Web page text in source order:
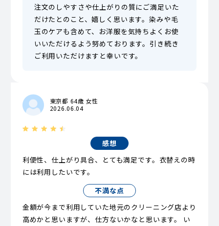
注文のしやすさや仕上がりの質にご満足いた
だけたとのこと、嬉しく思います。染みや毛
玉のケアも含めて、お洋服を気持ちよくお使
いいただけるよう努めております。引き続き
ご利用いただけますと幸いです。
東京都 64歳 女性
2026.06.04
感想
利便性、仕上がり具合、とても満足です。衣替えの時
には利用したいです。
不満な点
金額が今まで利用していた地元のクリーニング店より
高めかと思いますが、仕方ないかなと思います。 い